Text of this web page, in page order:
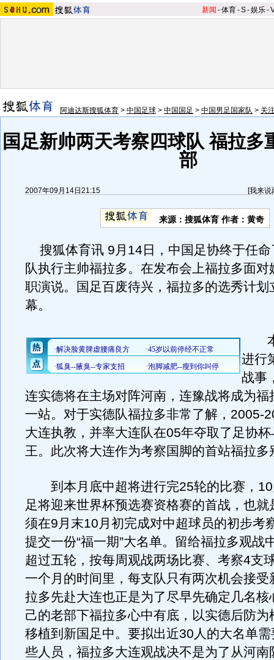
新闻 -体育-S-娱乐-
阿迪达斯搜狐体育 > 中国足球 > 中国国足 > 中国男足国家队 > 关
国足新帅两天考察四球队 福拉多
部
2007年09月14日21:15 [我来说
来源：搜狐体育 作者：黄奇
搜狐体育讯 9月14日，中国足协终于任命
队执行主帅福拉多。在发布会上福拉多面对
职演说。国足百废待兴，福拉多的选秀计划
幕。
本
进行
战事
连实德将在主场对阵河南，连豫战将成为福
一站。对于实德队福拉多非常了解，2005-
大连执教，并率大连队在05年夺取了足协
王。此次将大连作为考察国脚的首站福拉多
到本月底中超将进行完25轮的比赛，10
足将迎来世界杯预选赛资格赛的首战，也就
须在9月末10月初完成对中超球员的初步考
提交一份“福一期”大名单。留给福拉多观战
超过五轮，按每周观战两场比赛、考察4支
一个月的时间里，每支队只有两次机会接受
拉多先赴大连也正是为了尽早先确定几名核
己的老部下福拉多心中有底，以实德后防为
移植到新国足中。要拟出近30人的大名单
些人员，福拉多大连观战决不是为了从河南